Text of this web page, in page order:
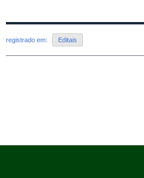
registrado em: Editais